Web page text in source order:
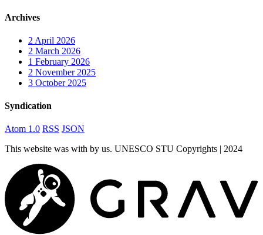
Archives
2 April 2026
2 March 2026
1 February 2026
2 November 2025
3 October 2025
Syndication
Atom 1.0 RSS JSON
This website was with by us. UNESCO STU Copyrights | 2024